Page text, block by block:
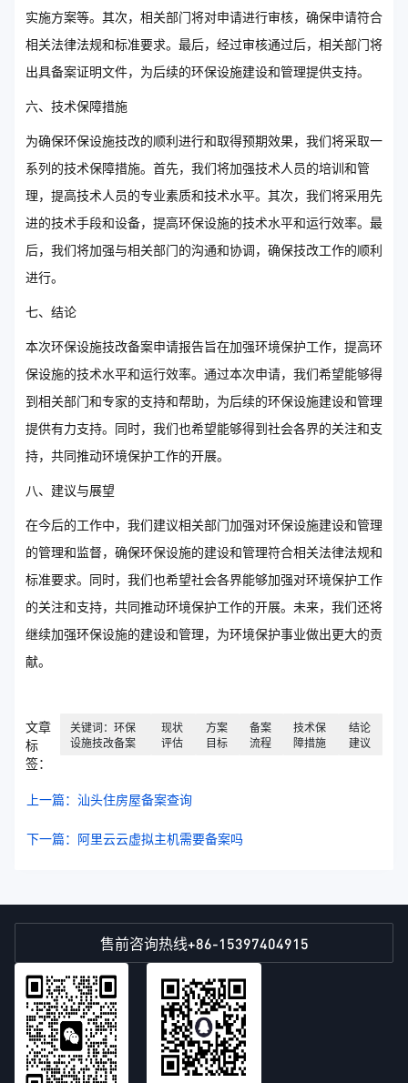
实施方案等。其次，相关部门将对申请进行审核，确保申请符合
相关法律法规和标准要求。最后，经过审核通过后，相关部门将
出具备案证明文件，为后续的环保设施建设和管理提供支持。
六、技术保障措施
为确保环保设施技改的顺利进行和取得预期效果，我们将采取一
系列的技术保障措施。首先，我们将加强技术人员的培训和管
理，提高技术人员的专业素质和技术水平。其次，我们将采用先
进的技术手段和设备，提高环保设施的技术水平和运行效率。最
后，我们将加强与相关部门的沟通和协调，确保技改工作的顺利
进行。
七、结论
本次环保设施技改备案申请报告旨在加强环境保护工作，提高环
保设施的技术水平和运行效率。通过本次申请，我们希望能够得
到相关部门和专家的支持和帮助，为后续的环保设施建设和管理
提供有力支持。同时，我们也希望能够得到社会各界的关注和支
持，共同推动环境保护工作的开展。
八、建议与展望
在今后的工作中，我们建议相关部门加强对环保设施建设和管理
的管理和监督，确保环保设施的建设和管理符合相关法律法规和
标准要求。同时，我们也希望社会各界能够加强对环境保护工作
的关注和支持，共同推动环境保护工作的开展。未来，我们还将
继续加强环保设施的建设和管理，为环境保护事业做出更大的贡
献。
文章
标
签：
关键词：环保
设施技改备案
现状
评估
方案
目标
备案
流程
技术保
障措施
结论
建议
上一篇：汕头住房屋备案查询
下一篇：阿里云云虚拟主机需要备案吗
售前咨询热线+86-15397404915